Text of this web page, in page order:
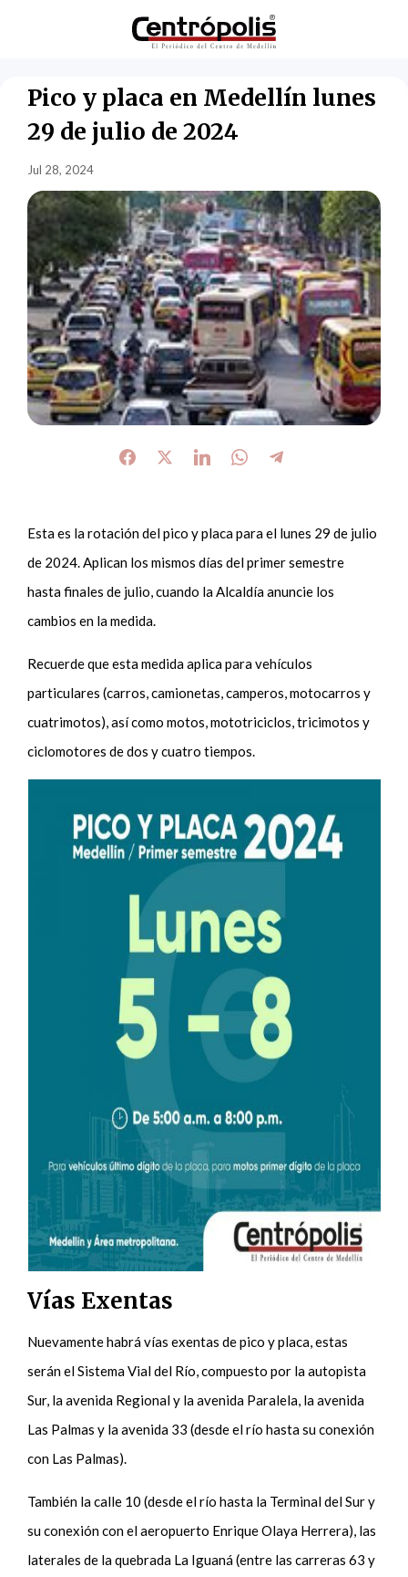
Pico y placa en Medellín lunes
29 de julio de 2024
Jul 28, 2024
Esta es la rotación del pico y placa para el lunes 29 de julio
de 2024. Aplican los mismos días del primer semestre
hasta finales de julio, cuando la Alcaldía anuncie los
cambios en la medida.
Recuerde que esta medida aplica para vehículos
particulares (carros, camionetas, camperos, motocarros y
cuatrimotos), así como motos, mototriciclos, tricimotos y
ciclomotores de dos y cuatro tiempos.
Vías Exentas
Nuevamente habrá vías exentas de pico y placa, estas
serán el Sistema Vial del Río, compuesto por la autopista
Sur, la avenida Regional y la avenida Paralela, la avenida
Las Palmas y la avenida 33 (desde el río hasta su conexión
con Las Palmas).
También la calle 10 (desde el río hasta la Terminal del Sur y
su conexión con el aeropuerto Enrique Olaya Herrera), las
laterales de la quebrada La Iguaná (entre las carreras 63 y